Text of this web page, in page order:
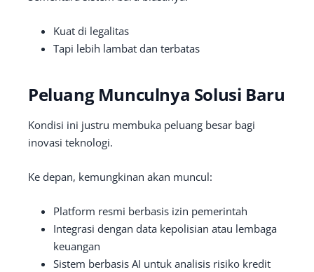
Kuat di legalitas
Tapi lebih lambat dan terbatas
Peluang Munculnya Solusi Baru
Kondisi ini justru membuka peluang besar bagi
inovasi teknologi.
Ke depan, kemungkinan akan muncul:
Platform resmi berbasis izin pemerintah
Integrasi dengan data kepolisian atau lembaga
keuangan
Sistem berbasis AI untuk analisis risiko kredit